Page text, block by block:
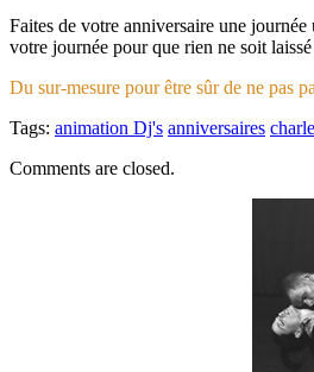
Faites de votre anniversaire une
votre journée pour que rien ne soit
Du sur-mesure pour être sûr de ne pas
Tags: animation Dj's anniversaires
Comments are closed.